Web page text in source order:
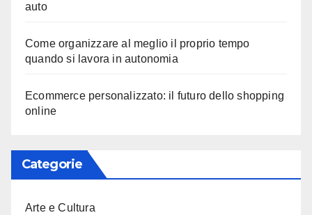
auto
Come organizzare al meglio il proprio tempo
quando si lavora in autonomia
Ecommerce personalizzato: il futuro dello shopping
online
Categorie
Arte e Cultura